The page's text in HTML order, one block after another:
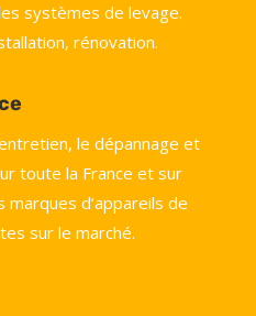
systèmes de levage.
rénovation.
le dépannage et
toute la France et sur
marques d’appareils de
sur le marché.